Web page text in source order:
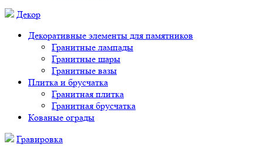
Декор
Декоративные элементы для памятников
Гранитные лампады
Гранитные шары
Гранитные вазы
Плитка и брусчатка
Гранитная плитка
Гранитная брусчатка
Кованые ограды
Гравировка